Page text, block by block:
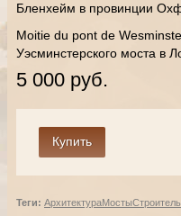
Бленхейм в провинции
Moitie du pont de
Уэсминстерского моста в
5 000 руб.
Теги: АрхитектураМосты